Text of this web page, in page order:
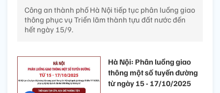
Công an thành phố Hà Nội tiếp tục phân luồng giao
thông phục vụ Triển lãm thành tựu đất nước đến
hết ngày 15/9.
Hà Nội: Phân luồng giao
thông một số tuyến đường
từ ngày 15 - 17/10/2025